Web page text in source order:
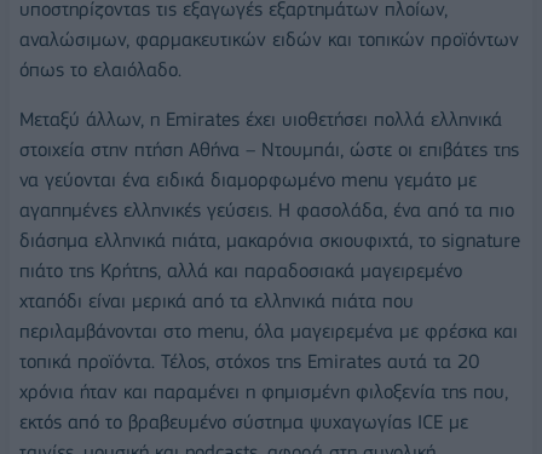
υποστηρίζοντας τις εξαγωγές εξαρτημάτων πλοίων,
αναλώσιμων, φαρμακευτικών ειδών και τοπικών προϊόντων
όπως το ελαιόλαδο.
Μεταξύ άλλων, η Emirates έχει υιοθετήσει πολλά ελληνικά
στοιχεία στην πτήση Αθήνα – Ντουμπάι, ώστε οι επιβάτες της
να γεύονται ένα ειδικά διαμορφωμένο menu γεμάτο με
αγαπημένες ελληνικές γεύσεις. Η φασολάδα, ένα από τα πιο
διάσημα ελληνικά πιάτα, μακαρόνια σκιουφιχτά, το signature
πιάτο της Κρήτης, αλλά και παραδοσιακά μαγειρεμένο
χταπόδι είναι μερικά από τα ελληνικά πιάτα που
περιλαμβάνονται στο menu, όλα μαγειρεμένα με φρέσκα και
τοπικά προϊόντα. Τέλος, στόχος της Emirates αυτά τα 20
χρόνια ήταν και παραμένει η φημισμένη φιλοξενία της που,
εκτός από το βραβευμένο σύστημα ψυχαγωγίας ICE με